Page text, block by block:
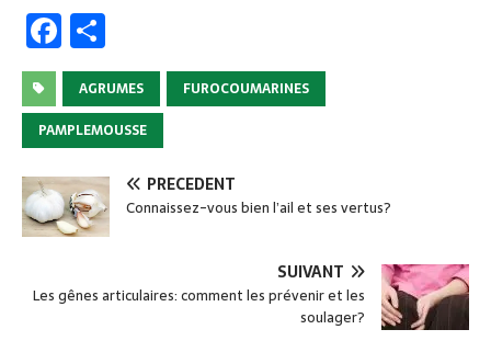
F
a
c
e
b
o
o
k
ar
ta
g
er
AGRUMES
FUROCOUMARINES
PAMPLEMOUSSE
PRÉCÉDENT
Connaissez-vous bien l’ail et ses vertus?
SUIVANT
Les gênes articulaires: comment les prévenir et les
soulager?